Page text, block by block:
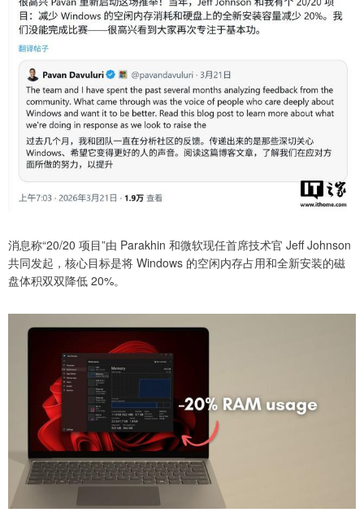
消息称“20/20 项目”由 Parakhin 和微软现任首席技术官 Jeff Johnson
共同发起，核心目标是将 Windows 的空闲内存占用和全新安装的磁
盘体积双双降低 20%。